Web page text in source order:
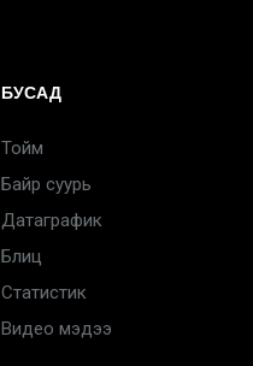
БУСАД
Тойм
Байр суурь
Датаграфик
Блиц
Статистик
Видео мэдээ